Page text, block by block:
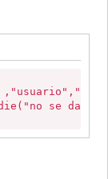
1000
);
se da